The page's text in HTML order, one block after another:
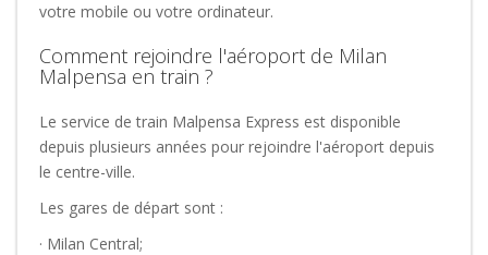
votre mobile ou votre ordinateur.
Comment rejoindre l'aéroport de Milan
Malpensa en train ?
Le service de train Malpensa Express est disponible
depuis plusieurs années pour rejoindre l'aéroport depuis
le centre-ville.
Les gares de départ sont :
· Milan Central;